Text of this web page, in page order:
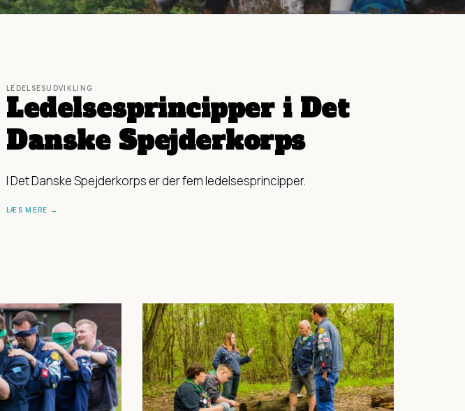
LEDELSESUDVIKLING
Ledelsesprincipper i Det
Danske Spejderkorps
I Det Danske Spejderkorps er der fem ledelsesprincipper.
LÆS MERE